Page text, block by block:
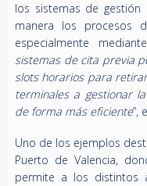
los sistemas de
manera los procesos
especialmente
sistemas de cita previa
slots horarios para
terminales a gestionar
de forma más eficiente”,
Uno de los ejemplos
Puerto de Valencia,
permite a los distintos